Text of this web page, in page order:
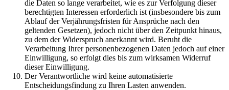
die Daten so lange verarbeitet, wie es zur Verfolgung dieser
berechtigten Interessen erforderlich ist (insbesondere bis zum
Ablauf der Verjährungsfristen für Ansprüche nach den
geltenden Gesetzen), jedoch nicht über den Zeitpunkt hinaus,
zu dem der Widerspruch anerkannt wird. Beruht die
Verarbeitung Ihrer personenbezogenen Daten jedoch auf einer
Einwilligung, so erfolgt dies bis zum wirksamen Widerruf
dieser Einwilligung.
Der Verantwortliche wird keine automatisierte
Entscheidungsfindung zu Ihren Lasten anwenden.